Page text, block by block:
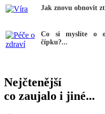
Jak znovu obnovit
Co si myslíte o
čípku?...
Nejčtenější
co zaujalo i jiné...